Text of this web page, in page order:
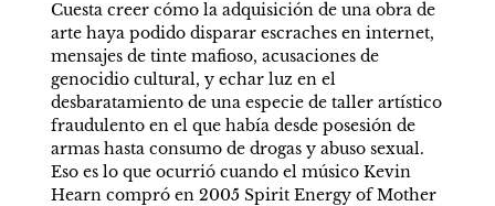
Cuesta creer cómo la adquisición de una obra de
arte haya podido disparar escraches en internet,
mensajes de tinte mafioso, acusaciones de
genocidio cultural, y echar luz en el
desbaratamiento de una especie de taller artístico
fraudulento en el que había desde posesión de
armas hasta consumo de drogas y abuso sexual.
Eso es lo que ocurrió cuando el músico Kevin
Hearn compró en 2005 Spirit Energy of Mother